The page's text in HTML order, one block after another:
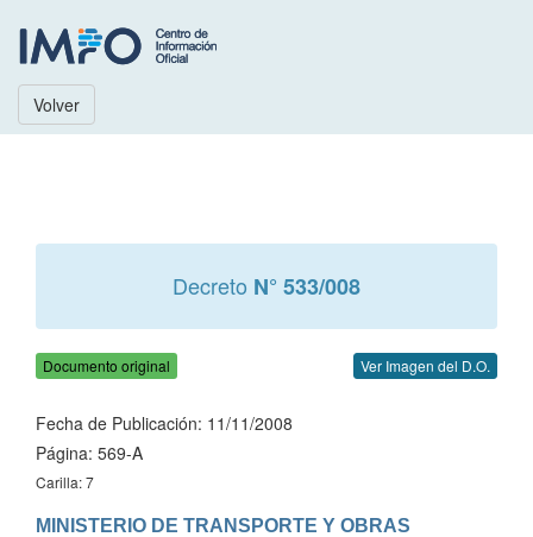
Volver
Decreto N° 533/008
Documento original Ver Imagen del D.O.
Fecha de Publicación: 11/11/2008
Página: 569-A
Carilla: 7
MINISTERIO DE TRANSPORTE Y OBRAS